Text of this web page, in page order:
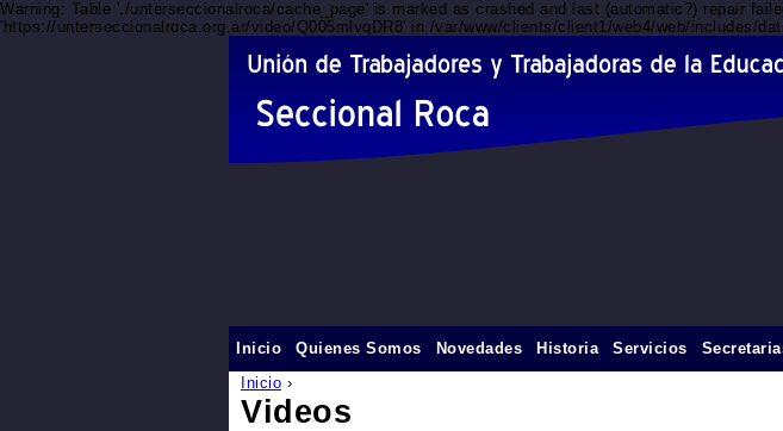
Warning: Table './unterseccionalroca/cache_page' is marked as crashed and last (automatic?) repair
'https://unterseccionalroca.org.ar/video/Q005mlvqDR8' in /var/www/clients/client1/web4/web/includes/
Inicio ›
Videos
Inicio Quienes Somos Novedades Historia Servicios